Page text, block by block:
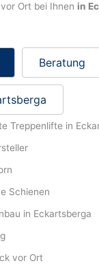
Ort bei Ihnen in
Beratung
Treppenlifte in
Schienen
in Eckartsberga
vor Ort